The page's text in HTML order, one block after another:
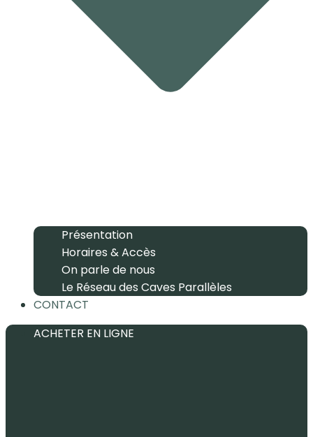
Présentation
Horaires & Accès
On parle de nous
Le Réseau des Caves Parallèles
CONTACT
ACHETER EN LIGNE